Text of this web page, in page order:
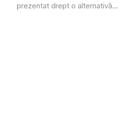
prezentat drept o alternativă...